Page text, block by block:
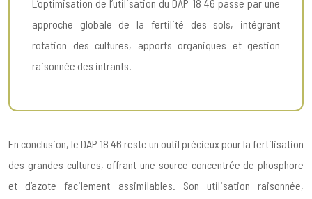
L’optimisation de l’utilisation du DAP 18 46 passe par une
approche globale de la fertilité des sols, intégrant
rotation des cultures, apports organiques et gestion
raisonnée des intrants.
En conclusion, le DAP 18 46 reste un outil précieux pour la fertilisation
des grandes cultures, offrant une source concentrée de phosphore
et d’azote facilement assimilables. Son utilisation raisonnée,